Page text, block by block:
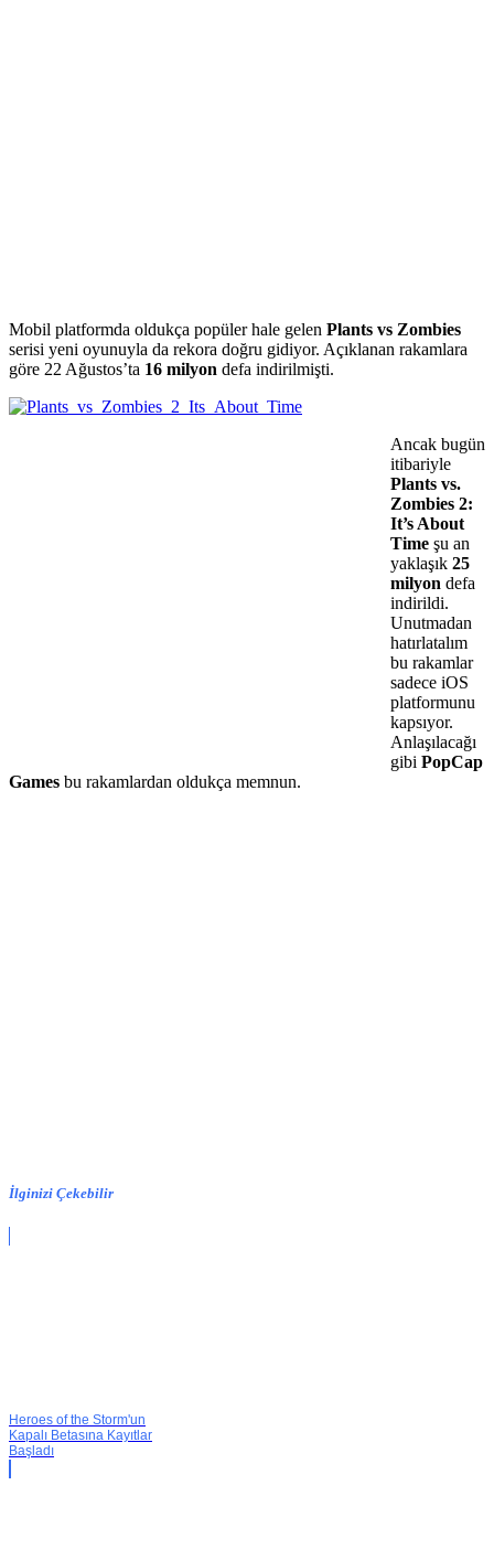
Mobil platformda oldukça popüler hale gelen Plants vs Zombies
serisi yeni oyunuyla da rekora doğru gidiyor. Açıklanan rakamlara
göre 22 Ağustos’ta 16 milyon defa indirilmişti.
Ancak bugün
itibariyle
Plants vs.
Zombies 2:
It’s About
Time şu an
yaklaşık 25
milyon defa
indirildi.
Unutmadan
hatırlatalım
bu rakamlar
sadece iOS
platformunu
kapsıyor.
Anlaşılacağı
gibi PopCap
Games bu rakamlardan oldukça memnun.
İlginizi Çekebilir
Heroes of the Storm'un
Kapalı Betasına Kayıtlar
Başladı